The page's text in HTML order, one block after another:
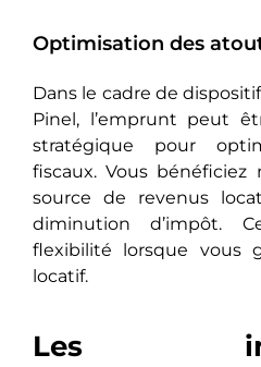
Optimisation des
Dans le cadre de
Pinel, l’emprunt peut
stratégique pour
fiscaux. Vous bénéficiez
source de revenus
diminution d’impôt.
flexibilité lorsque vous
locatif.
Les